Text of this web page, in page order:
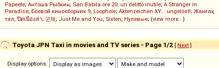
Papeete; Антоша Рыбкин; San Babila ore 20: un delitto inutile; A Stranger in
Paradise; Боевой киносборник 9; Loophole; Aktenzeichen XY... ungelöst!; Жанғақ
тал; ปิดเมืองล่า; 군체; Just Me and You; Sixten; Нулевые; (view more...)
Toyota JPN Taxi in movies and TV series - Page 1/2 [ Next]
Display options: